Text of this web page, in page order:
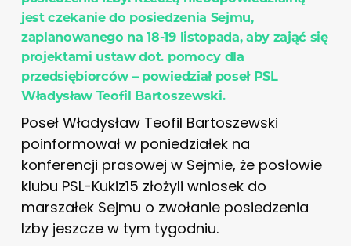
jest czekanie do posiedzenia Sejmu,
zaplanowanego na 18-19 listopada, aby zająć się
projektami ustaw dot. pomocy dla
przedsiębiorców – powiedział poseł PSL
Władysław Teofil Bartoszewski.
Poseł Władysław Teofil Bartoszewski
poinformował w poniedziałek na
konferencji prasowej w Sejmie, że posłowie
klubu PSL-Kukiz15 złożyli wniosek do
marszałek Sejmu o zwołanie posiedzenia
Izby jeszcze w tym tygodniu.